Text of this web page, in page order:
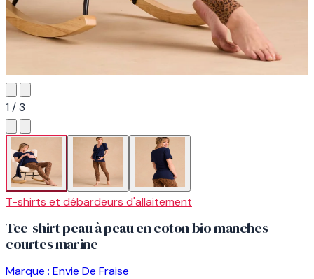
1 / 3
T-shirts et débardeurs d'allaitement
Tee-shirt peau à peau en coton bio manches
courtes marine
Marque : Envie De Fraise